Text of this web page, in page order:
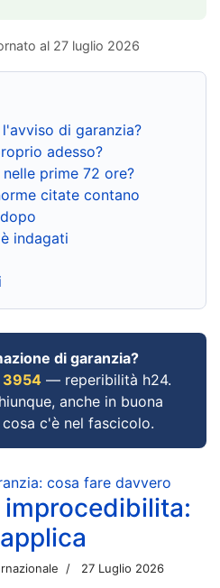
al 27 luglio 2026
di garanzia?
adesso?
prime 72 ore?
citate contano
indagati
di garanzia?
3954 — reperibilità h24.
anche in buona
c'è nel fascicolo.
cosa fare davvero
27 Luglio 2026